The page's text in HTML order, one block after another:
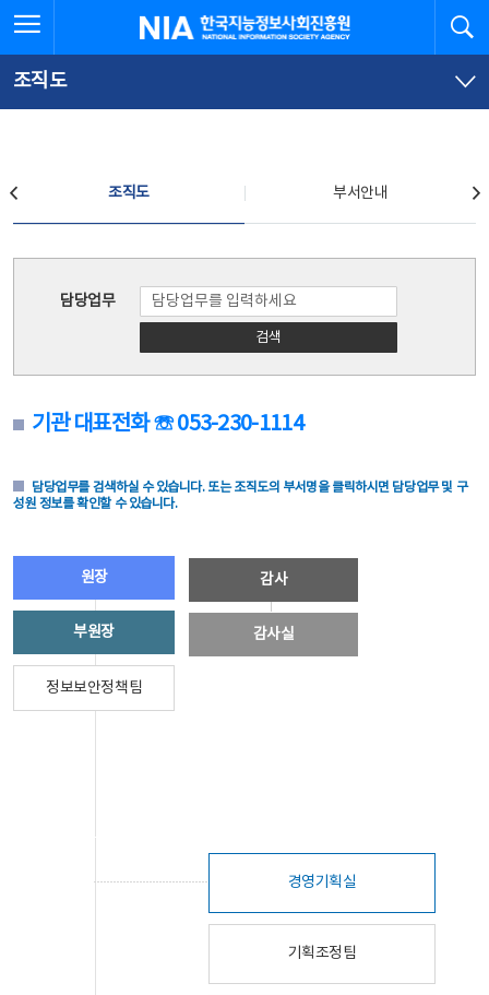
문
로
가
체
뉴
바
가
한국지능정보사회진흥원
조직도
조직도 부서안내
담당업무
검색
기관 대표전화 ☏ 053-230-1114
담당업무를 검색하실 수 있습니다. 또는 조직도의 부서명을 클릭하시면 담당업무 및 구
성원 정보를 확인할 수 있습니다.
원장
부원장
정보보안정책팀
감사
감사실
경영기획실
기획조정팀